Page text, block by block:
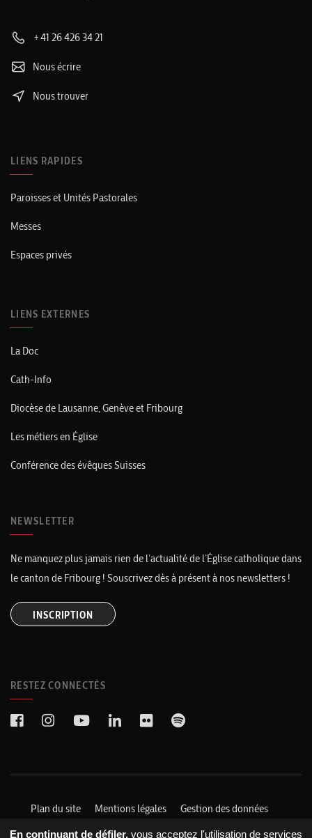
+41 26 426 34 21
Nous écrire
Nous trouver
LIENS RAPIDES
Paroisses et Unités Pastorales
Messes
Espaces privés
LIENS EXTERNES
La Doc
Cath-Info
Diocèse de Lausanne, Genève et Fribourg
Les métiers en Église
Conférence des évêques Suisses
NEWSLETTER
Ne manquez plus jamais rien de l’actualité de l’Église catholique dans
le canton de Fribourg ! Souscrivez dès à présent à nos newsletters !
INSCRIPTION
RESTEZ CONNECTÉS
Plan du site Mentions légales Gestion des données
En continuant de défiler, vous acceptez l'utilisation de services